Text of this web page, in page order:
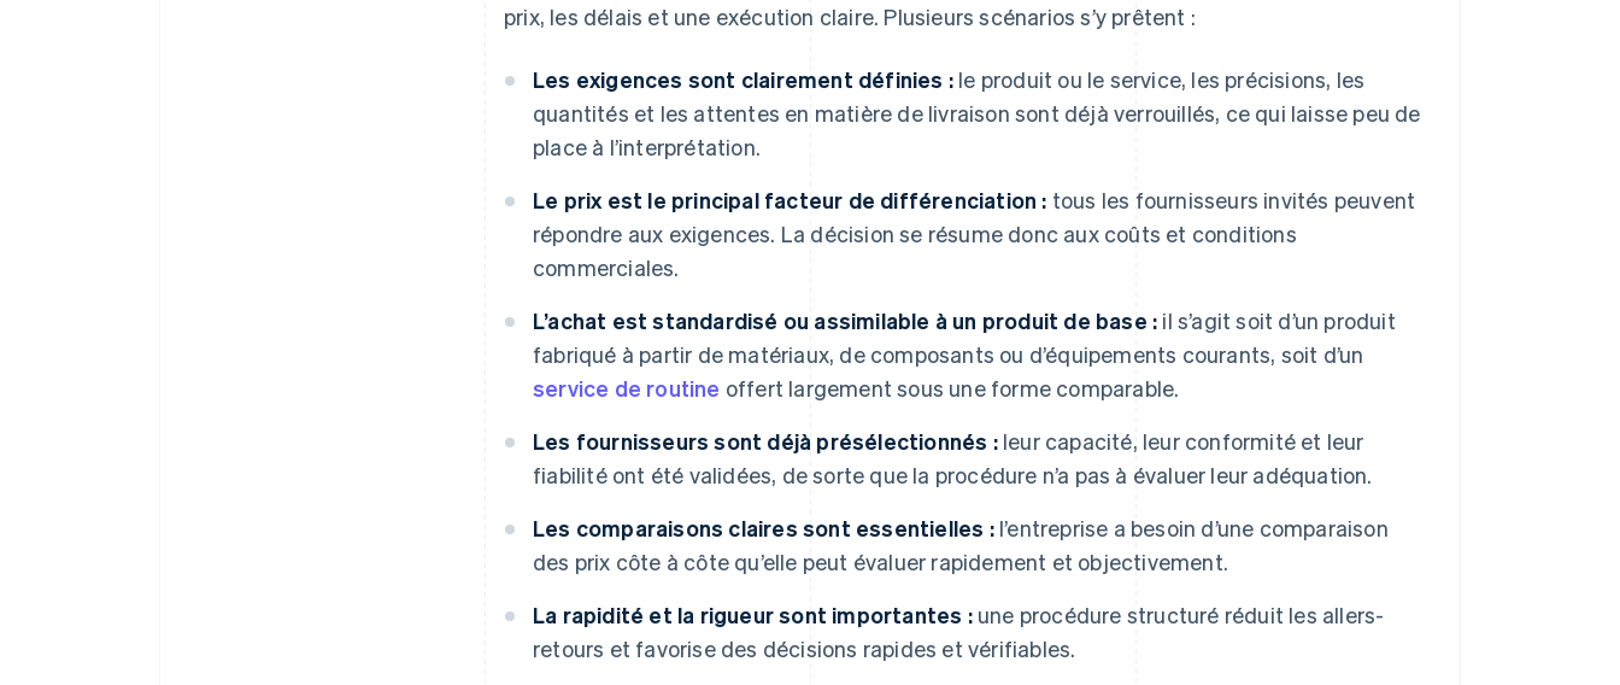
prix, les délais et une exécution claire. Plusieurs scénarios s’y prêtent :
Les exigences sont clairement définies : le produit ou le service, les précisions, les
quantités et les attentes en matière de livraison sont déjà verrouillés, ce qui laisse peu de
place à l’interprétation.
Le prix est le principal facteur de différenciation : tous les fournisseurs invités peuvent
répondre aux exigences. La décision se résume donc aux coûts et conditions
commerciales.
L’achat est standardisé ou assimilable à un produit de base : il s’agit soit d’un produit
fabriqué à partir de matériaux, de composants ou d’équipements courants, soit d’un
service de routine offert largement sous une forme comparable.
Les fournisseurs sont déjà présélectionnés :leur capacité, leur conformité et leur
fiabilité ont été validées, de sorte que la procédure n’a pas à évaluer leur adéquation.
Les comparaisons claires sont essentielles :l’entreprise a besoin d’une comparaison
des prix côte à côte qu’elle peut évaluer rapidement et objectivement.
La rapidité et la rigueur sont importantes :une procédure structuré réduit les allers-
retours et favorise des décisions rapides et vérifiables.